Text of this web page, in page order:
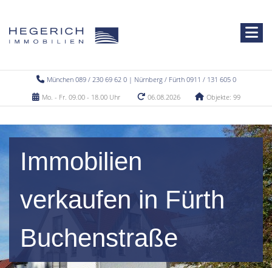
München 089 / 230 69 62 0 | Nürnberg / Fürth 0911 / 131 605 0
Mo. - Fr. 09.00 - 18.00 Uhr
06.08.2026 Objekte: 99
Immobilien
verkaufen in Fürth
Buchenstraße